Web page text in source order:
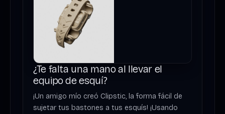
¿Te falta una mano al llevar el
equipo de esquí?
¡Un amigo mío creó Clipstic, la forma fácil de
sujetar tus bastones a tus esquís! ¡Usando